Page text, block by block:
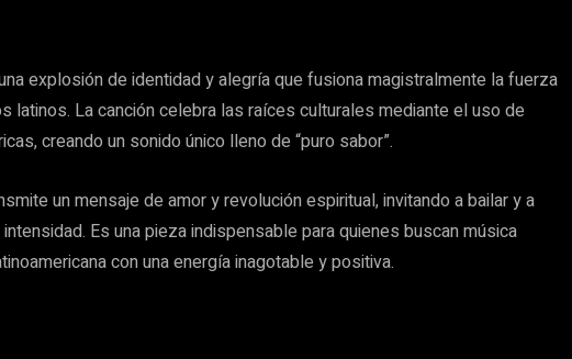
explosión de identidad y alegría que fusiona magistralmente la fuerza
latinos. La canción celebra las raíces culturales mediante el uso de
creando un sonido único lleno de “puro sabor”.
un mensaje de amor y revolución espiritual, invitando a bailar y a
Es una pieza indispensable para quienes buscan música
con una energía inagotable y positiva.